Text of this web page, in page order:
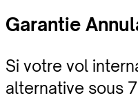
Garantie
Si votre vol
alternative sous